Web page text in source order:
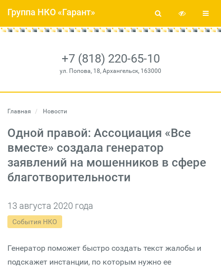
+7 (818) 220-65-10
ул. Попова, 18, Архангельск, 163000
Группа НКО «Гарант»
Главная Новости
Одной правой: Ассоциация «Все
вместе» создала генератор
заявлений на мошенников в сфере
благотворительности
13 августа 2020 года
События НКО
Генератор поможет быстро создать текст жалобы и
подскажет инстанции, по которым нужно ее